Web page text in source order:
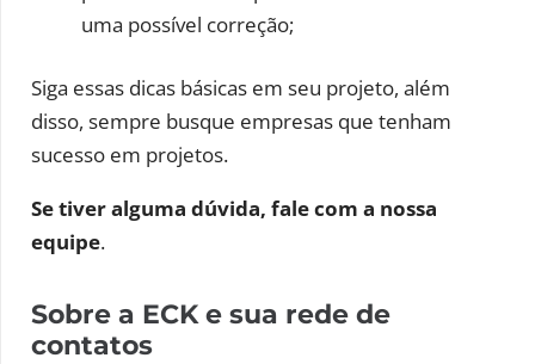
uma possível correção;
Siga essas dicas básicas em seu projeto, além
disso, sempre busque empresas que tenham
sucesso em projetos.
Se tiver alguma dúvida, fale com a nossa
equipe.
Sobre a ECK e sua rede de
contatos